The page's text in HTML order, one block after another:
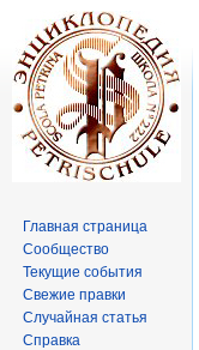
Главная страница
Сообщество
Текущие события
Свежие правки
Случайная статья
Справка